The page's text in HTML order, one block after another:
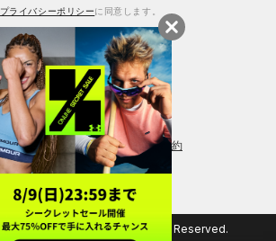
プライバシーポリシーに同意します。
法に基づく通販の表記 会員規約
シーポリシー
DOME Corporation. All Rights Reserved.